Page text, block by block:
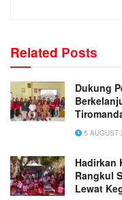
Related Posts
Dukung
Unggulan
5 AUGUST
Hadirkan
Rangkul
Lewat